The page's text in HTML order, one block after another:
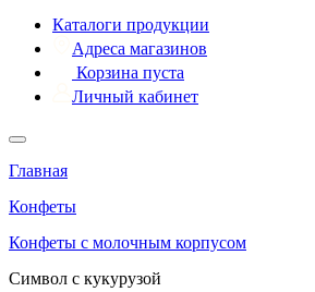
Каталоги продукции
Адреса магазинов
Корзина пуста
Личный кабинет
Главная
Конфеты
Конфеты с молочным корпусом
Символ с кукурузой